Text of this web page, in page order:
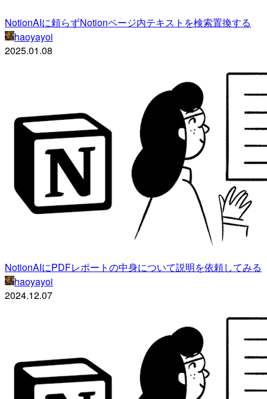
NotionAIに頼らずNotionページ内テキストを検索置換する
haoyayoi
2025.01.08
NotionAIにPDFレポートの中身について説明を依頼してみる
haoyayoi
2024.12.07